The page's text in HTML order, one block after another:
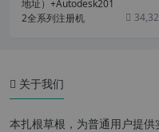
关于我们
本扎根草根，为普通用户提